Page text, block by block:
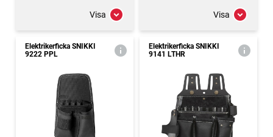
Visa Visa
Elektrikerficka SNIKKI
9222 PPL
Elektrikerficka SNIKKI
9141 LTHR